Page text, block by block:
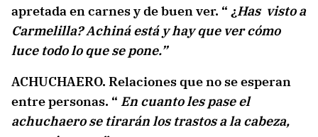
apretada en carnes y de buen ver. “ ¿Has visto a
Carmelilla? Achiná está y hay que ver cómo
luce todo lo que se pone.”
ACHUCHAERO. Relaciones que no se esperan
entre personas. “ En cuanto les pase el
achuchaero se tirarán los trastos a la cabeza,